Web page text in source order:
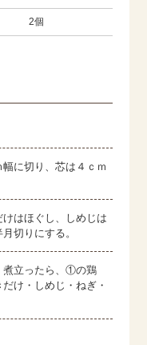
2個
に切り、芯は４ｃｍ
はほぐし、しめじは
切りにする。
煮立ったら、①の鶏
け・しめじ・ねぎ・